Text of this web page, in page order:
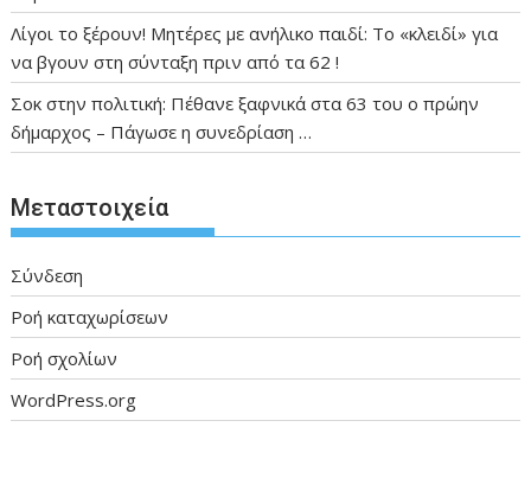
Λίγοι το ξέρουν! Μητέρες με ανήλικο παιδί: Το «κλειδί» για
να βγουν στη σύνταξη πριν από τα 62 !
Σοκ στην πολιτική: Πέθανε ξαφνικά στα 63 του ο πρώην
δήμαρχος – Πάγωσε η συνεδρίαση …
Μεταστοιχεία
Σύνδεση
Ροή καταχωρίσεων
Ροή σχολίων
WordPress.org